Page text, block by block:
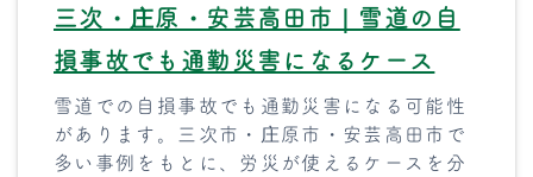
三次・庄原・安芸高田市｜雪道の自
損事故でも通勤災害になるケース
雪道での自損事故でも通勤災害になる可能性
があります。三次市・庄原市・安芸高田市で
多い事例をもとに、労災が使えるケースを分